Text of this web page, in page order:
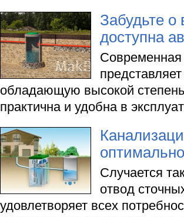
Забудьте о
доступна
Современная
обладающую высокой
практична и удобна в
Случается
отвод
удовлетворяет всех